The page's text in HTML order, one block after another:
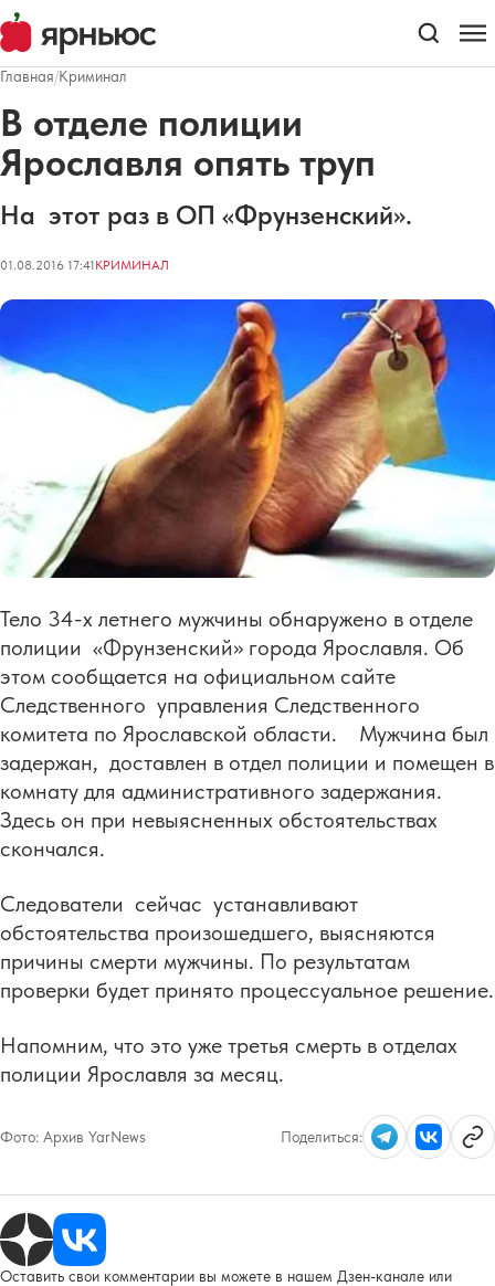
Главная/Криминал
В отделе полиции
Ярославля опять труп
На этот раз в ОП «Фрунзенский».
01.08.2016 17:41КРИМИНАЛ
Тело 34-х летнего мужчины обнаружено в отделе
полиции «Фрунзенский» города Ярославля. Об
этом сообщается на официальном сайте
Следственного управления Следственного
комитета по Ярославской области. Мужчина был
задержан, доставлен в отдел полиции и помещен в
комнату для административного задержания.
Здесь он при невыясненных обстоятельствах
скончался.
Следователи сейчас устанавливают
обстоятельства произошедшего, выясняются
причины смерти мужчины. По результатам
проверки будет принято процессуальное решение.
Напомним, что это уже третья смерть в отделах
полиции Ярославля за месяц.
Фото: Архив YarNews Поделиться:
Оставить свои комментарии вы можете в нашем Дзен-канале или